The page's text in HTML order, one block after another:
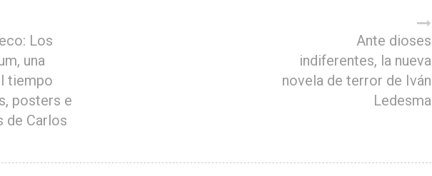
Los
una
tiempo
posters e
de Carlos
Ante dioses
indiferentes, la nueva
novela de terror de Iván
Ledesma